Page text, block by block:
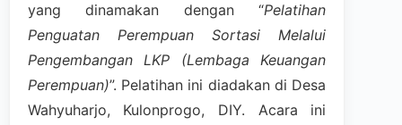
yang dinamakan dengan “Pelatihan
Penguatan Perempuan Sortasi Melalui
Pengembangan LKP (Lembaga Keuangan
Perempuan)”. Pelatihan ini diadakan di Desa
Wahyuharjo, Kulonprogo, DIY. Acara ini